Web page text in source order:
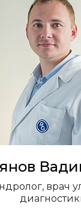
врач